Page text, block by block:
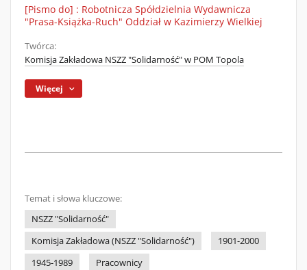
[Pismo do] : Robotnicza Spółdzielnia Wydawnicza
"Prasa-Książka-Ruch" Oddział w Kazimierzy Wielkiej
Twórca:
Komisja Zakładowa NSZZ "Solidarność" w POM Topola
Więcej
Temat i słowa kluczowe:
NSZZ "Solidarność"
Komisja Zakładowa (NSZZ "Solidarność")
1901-2000
1945-1989
Pracownicy